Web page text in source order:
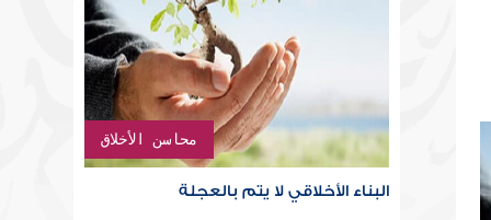
محاسن الأخلاق
البناء الأخلاقي لا يتم بالعجلة